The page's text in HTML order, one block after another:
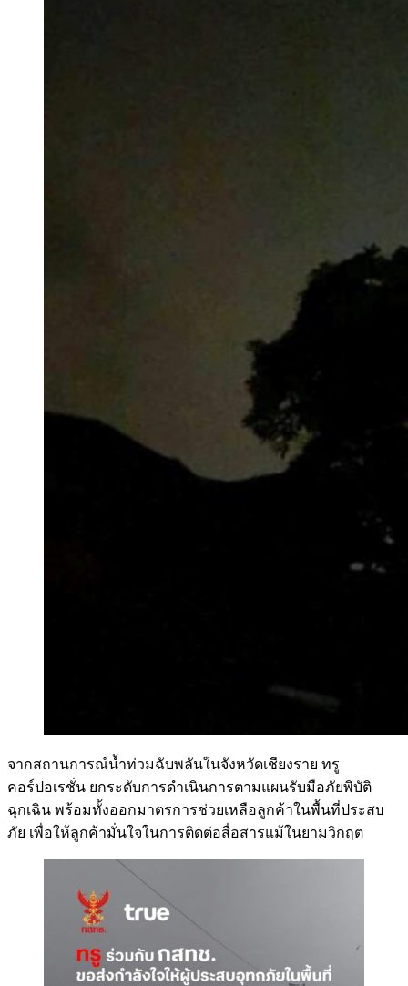
จากสถานการณ์น้ำท่วมฉับพลันในจังหวัดเชียงราย ทรู
คอร์ปอเรชั่น ยกระดับการดำเนินการตามแผนรับมือภัยพิบัติ
ฉุกเฉิน พร้อมทั้งออกมาตรการช่วยเหลือลูกค้าในพื้นที่ประสบ
ภัย เพื่อให้ลูกค้ามั่นใจในการติดต่อสื่อสารแม้ในยามวิกฤต